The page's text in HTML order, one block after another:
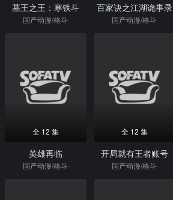
墓王之王：寒铁斗
国产动漫/格斗
百家诀之江湖诡事录
国产动漫/格斗
全 12 集
英雄再临
国产动漫/格斗
全 12 集
开局就有王者账号
国产动漫/格斗